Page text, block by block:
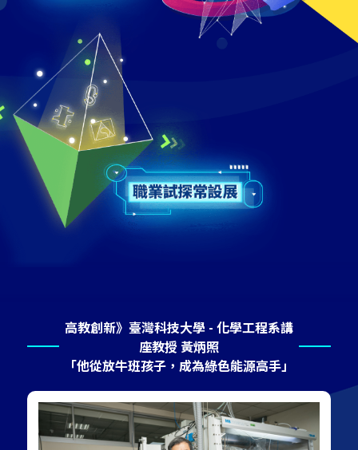
高教創新》臺灣科技大學 - 化學工程系講
座教授 黃炳照
「他從放牛班孩子，成為綠色能源高手」